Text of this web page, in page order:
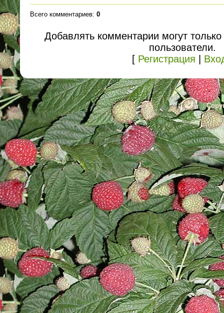
Всего комментариев: 0
Добавлять комментарии могут
пользователи.
[ Регистрация